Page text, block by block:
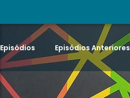
Episódios Anteriores